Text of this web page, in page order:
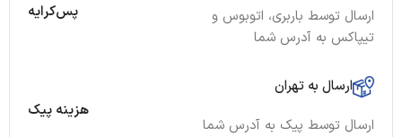
ارسال توسط باربری، اتوبوس و
تیپاکس به آدرس شما
پس‌کرایه
ارسال به تهران
ارسال توسط پیک به آدرس شما
هزینه پیک